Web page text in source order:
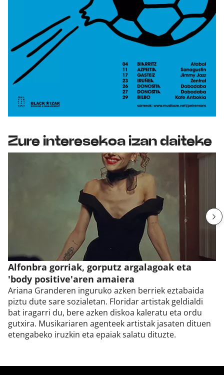
Zure interesekoa izan daiteke
Alfonbra gorriak, gorputz argalagoak eta
'body positive'aren amaiera
Ariana Granderen inguruko azken berriek eztabaida
piztu dute sare sozialetan. Floridar artistak geldialdi
bat iragarri du, bere azken diskoa kaleratu eta ordu
gutxira. Musikariaren agenteek artistak jasaten dituen
etengabeko iruzkin eta epaiak salatu dituzte.